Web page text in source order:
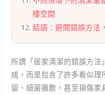
樓空間
結語：避開錯誤方法
所謂「居家清潔的錯誤方
成，而是包含了許多看似
留、細菌擴散，甚至損傷